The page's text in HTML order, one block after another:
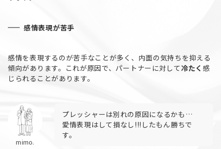
感情表現が苦手
感情を表現するのが苦手なことが多く、内面の気持ちを抑える
傾向があります。これが原因で、パートナーに対して冷たく 感
じられることがあります。
mimo.
プレッシャーは別れの原因になるかも…
愛情表現はして損なし!!!したもん勝ちで
す。